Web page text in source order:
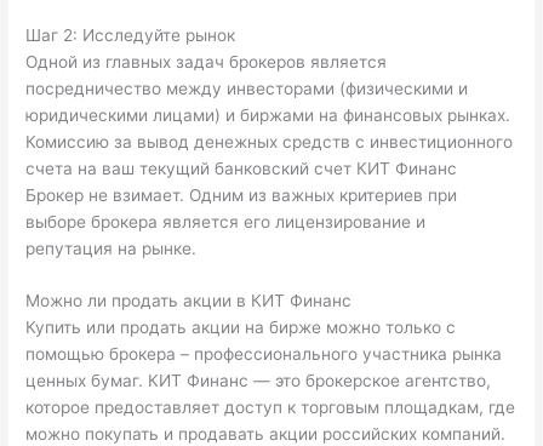
Шаг 2: Исследуйте рынок
Одной из главных задач брокеров является
посредничество между инвесторами (физическими и
юридическими лицами) и биржами на финансовых рынках.
Комиссию за вывод денежных средств с инвестиционного
счета на ваш текущий банковский счет КИТ Финанс
Брокер не взимает. Одним из важных критериев при
выборе брокера является его лицензирование и
репутация на рынке.
Можно ли продать акции в КИТ Финанс
Купить или продать акции на бирже можно только с
помощью брокера – профессионального участника рынка
ценных бумаг. КИТ Финанс — это брокерское агентство,
которое предоставляет доступ к торговым площадкам, где
можно покупать и продавать акции российских компаний.